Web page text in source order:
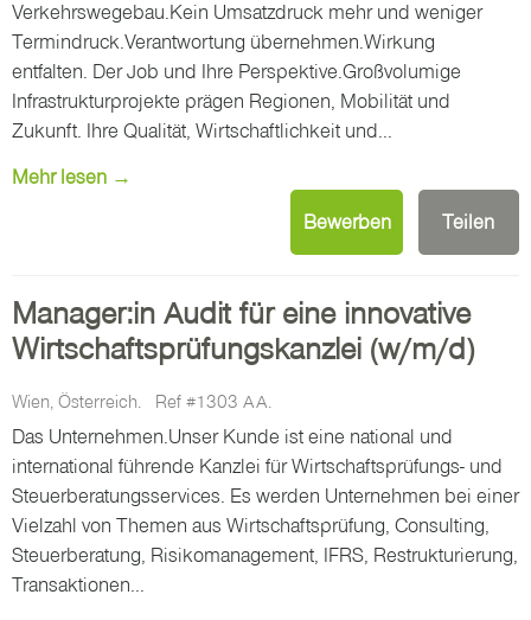
Verkehrswegebau.Kein Umsatzdruck mehr und weniger
Termindruck.Verantwortung übernehmen.Wirkung
entfalten. Der Job und Ihre Perspektive.Großvolumige
Infrastrukturprojekte prägen Regionen, Mobilität und
Zukunft. Ihre Qualität, Wirtschaftlichkeit und...
Mehr lesen →
Bewerben Teilen
Manager:in Audit für eine innovative
Wirtschaftsprüfungskanzlei (w/m/d)
Wien, Österreich. Ref #1303 AA.
Das Unternehmen.Unser Kunde ist eine national und
international führende Kanzlei für Wirtschaftsprüfungs- und
Steuerberatungsservices. Es werden Unternehmen bei einer
Vielzahl von Themen aus Wirtschaftsprüfung, Consulting,
Steuerberatung, Risikomanagement, IFRS, Restrukturierung,
Transaktionen...